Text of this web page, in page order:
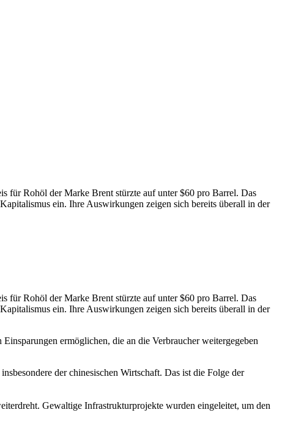
für Rohöl der Marke Brent stürzte auf unter $60 pro Barrel. Das
ein. Ihre Auswirkungen zeigen sich bereits überall in der
für Rohöl der Marke Brent stürzte auf unter $60 pro Barrel. Das
ein. Ihre Auswirkungen zeigen sich bereits überall in der
ermöglichen, die an die Verbraucher weitergegeben
der chinesischen Wirtschaft. Das ist die Folge der
Gewaltige Infrastrukturprojekte wurden eingeleitet, um den